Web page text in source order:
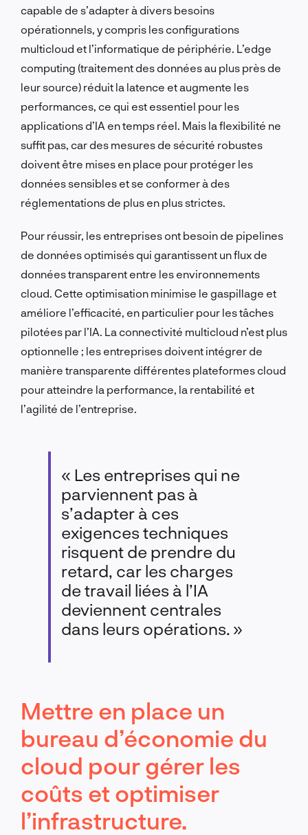
capable de s’adapter à divers besoins
opérationnels, y compris les configurations
multicloud et l’informatique de périphérie. L’edge
computing (traitement des données au plus près de
leur source) réduit la latence et augmente les
performances, ce qui est essentiel pour les
applications d’IA en temps réel. Mais la flexibilité ne
suffit pas, car des mesures de sécurité robustes
doivent être mises en place pour protéger les
données sensibles et se conformer à des
réglementations de plus en plus strictes.
Pour réussir, les entreprises ont besoin de pipelines
de données optimisés qui garantissent un flux de
données transparent entre les environnements
cloud. Cette optimisation minimise le gaspillage et
améliore l’efficacité, en particulier pour les tâches
pilotées par l’IA. La connectivité multicloud n’est plus
optionnelle ; les entreprises doivent intégrer de
manière transparente différentes plateformes cloud
pour atteindre la performance, la rentabilité et
l’agilité de l’entreprise.
« Les entreprises qui ne
parviennent pas à
s’adapter à ces
exigences techniques
risquent de prendre du
retard, car les charges
de travail liées à l’IA
deviennent centrales
dans leurs opérations. »
Mettre en place un
bureau d’économie du
cloud pour gérer les
coûts et optimiser
l’infrastructure.